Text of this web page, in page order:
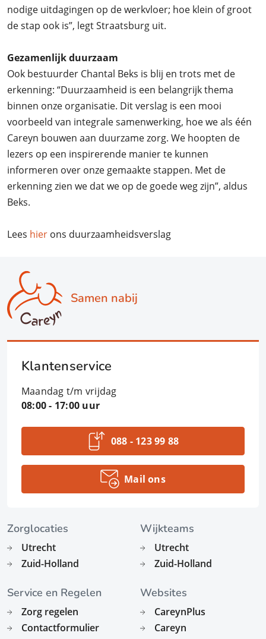
nodige uitdagingen op de werkvloer; hoe klein of groot
de stap ook is”, legt Straatsburg uit.
Gezamenlijk duurzaam
Ook bestuurder Chantal Beks is blij en trots met de
erkenning: “Duurzaamheid is een belangrijk thema
binnen onze organisatie. Dit verslag is een mooi
voorbeeld van integrale samenwerking, hoe we als één
Careyn bouwen aan duurzame zorg. We hoopten de
lezers op een inspirerende manier te kunnen
informeren over onze gemaakte stappen. Met de
erkenning zien we dat we op de goede weg zijn”, aldus
Beks.
Lees hier ons duurzaamheidsverslag
Samen nabij
Klantenservice
Maandag t/m vrijdag
08:00 - 17:00 uur
088 - 123 99 88
Mail ons
Zorglocaties
Utrecht
Zuid-Holland
Wijkteams
Utrecht
Zuid-Holland
Service en Regelen
Zorg regelen
Contactformulier
Websites
CareynPlus
Careyn